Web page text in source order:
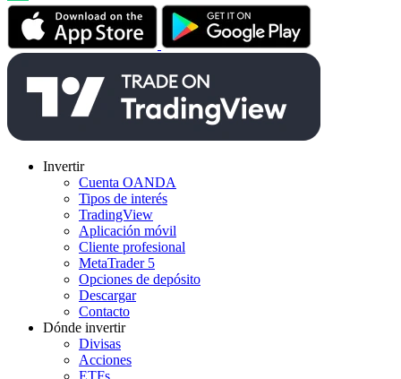
Invertir
Cuenta OANDA
Tipos de interés
TradingView
Aplicación móvil
Cliente profesional
MetaTrader 5
Opciones de depósito
Descargar
Contacto
Dónde invertir
Divisas
Acciones